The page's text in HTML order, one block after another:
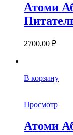
Атоми
2700,00 ₽
В корзину
Просмотр
Атоми